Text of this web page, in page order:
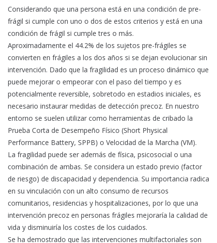
Considerando que una persona está en una condición de pre-
frágil si cumple con uno o dos de estos criterios y está en una
condición de frágil si cumple tres o más.
Aproximadamente el 44.2% de los sujetos pre-frágiles se
convierten en frágiles a los dos años si se dejan evolucionar sin
intervención. Dado que la fragilidad es un proceso dinámico que
puede mejorar o empeorar con el paso del tiempo y es
potencialmente reversible, sobretodo en estadios iniciales, es
necesario instaurar medidas de detección precoz. En nuestro
entorno se suelen utilizar como herramientas de cribado la
Prueba Corta de Desempeño Físico (Short Physical
Performance Battery, SPPB) o Velocidad de la Marcha (VM).
La fragilidad puede ser además de física, psicosocial o una
combinación de ambas. Se considera un estado previo (factor
de riesgo) de discapacidad y dependencia. Su importancia radica
en su vinculación con un alto consumo de recursos
comunitarios, residencias y hospitalizaciones, por lo que una
intervención precoz en personas frágiles mejoraría la calidad de
vida y disminuiría los costes de los cuidados.
Se ha demostrado que las intervenciones multifactoriales son